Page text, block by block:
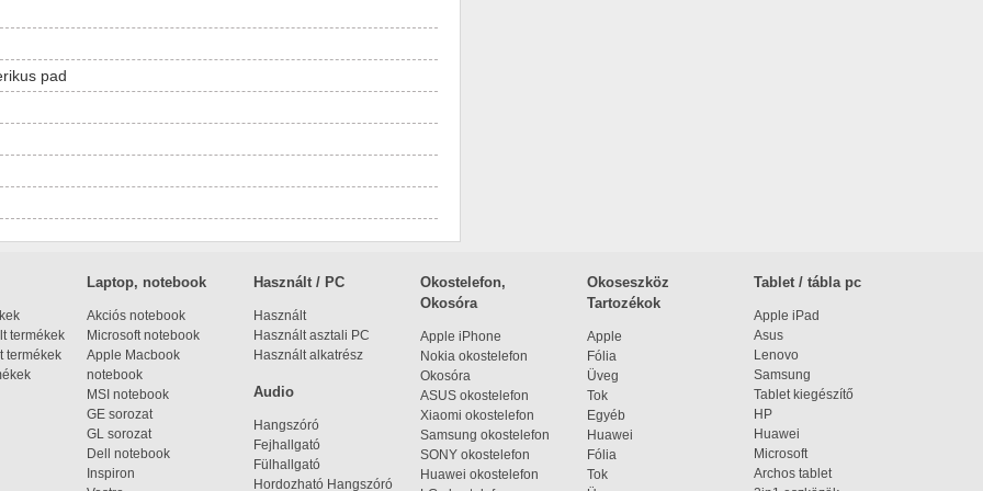
pad
termékek
termékek
Laptop, notebook
Akciós notebook
Microsoft notebook
Apple Macbook
notebook
MSI notebook
GE sorozat
GL sorozat
Dell notebook
Inspiron
Használt / PC
Használt
Használt asztali PC
Használt alkatrész
Okostelefon,
Okosóra
Apple iPhone
Nokia okostelefon
Okosóra
ASUS okostelefon
Xiaomi okostelefon
Samsung okostelefon
SONY okostelefon
Huawei okostelefon
Okoseszköz
Tartozékok
Apple
Fólia
Üveg
Tok
Egyéb
Huawei
Fólia
Tok
Tablet / tábla pc
Apple iPad
Asus
Lenovo
Samsung
Tablet kiegészítő
HP
Huawei
Microsoft
Archos tablet
Audio
Hangszóró
Fejhallgató
Fülhallgató
Hordozható Hangszóró